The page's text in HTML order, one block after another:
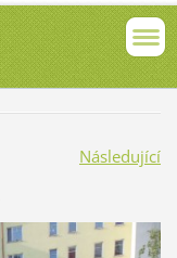
Následující